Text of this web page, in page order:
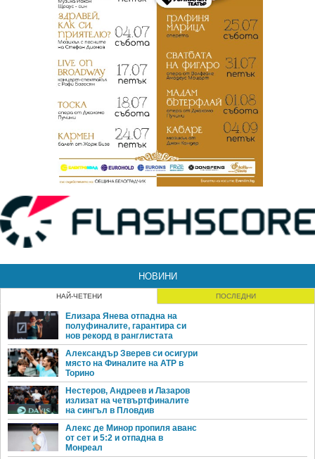
НОВИНИ
НАЙ-ЧЕТЕНИ ПОСЛЕДНИ
Елизара Янева отпадна на
полуфиналите, гарантира си
нов рекорд в ранглистата
Александър Зверев си осигури
място на Финалите на ATP в
Торино
Нестеров, Андреев и Лазаров
излизат на четвъртфиналите
на сингъл в Пловдив
Алекс де Минор пропиля аванс
от сет и 5:2 и отпадна в
Монреал